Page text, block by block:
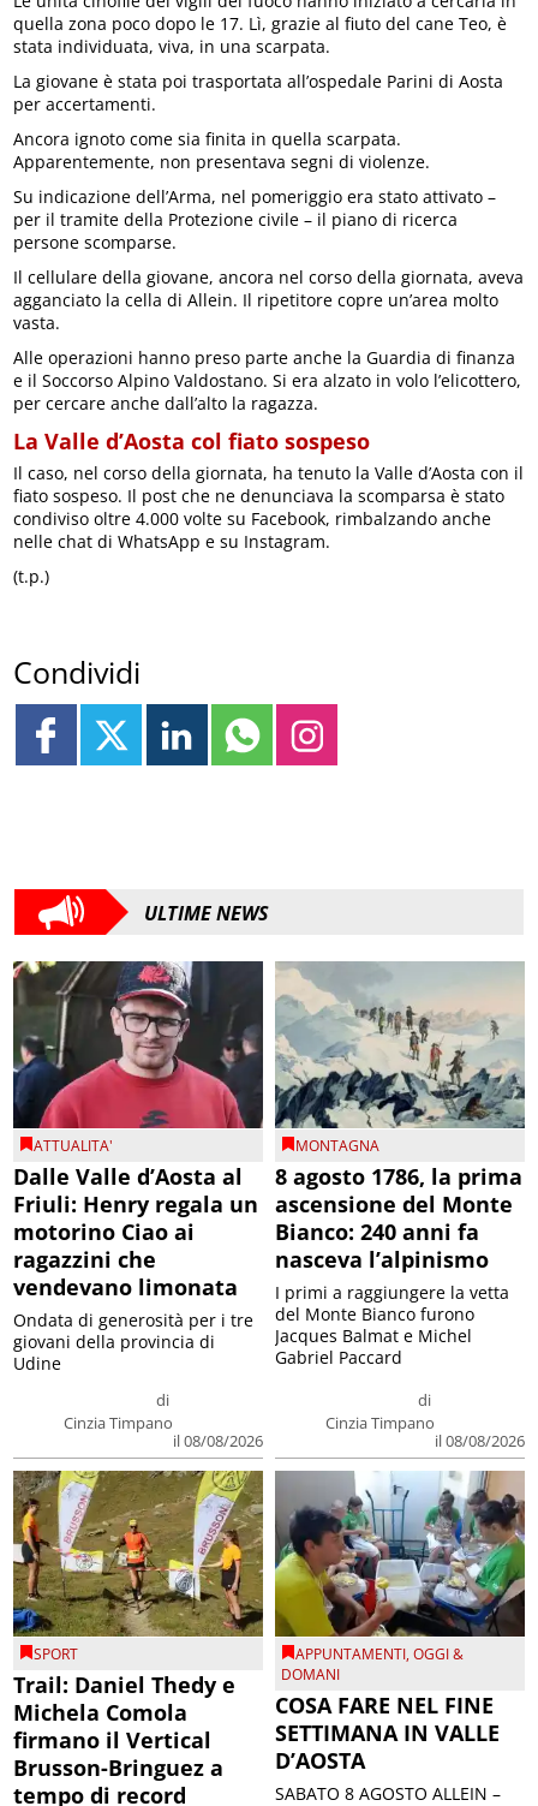
quella zona poco dopo le 17. Lì, grazie al fiuto del cane Teo, è
stata individuata, viva, in una scarpata.
La giovane è stata poi trasportata all’ospedale Parini di Aosta
per accertamenti.
Ancora ignoto come sia finita in quella scarpata.
Apparentemente, non presentava segni di violenze.
Su indicazione dell’Arma, nel pomeriggio era stato attivato –
per il tramite della Protezione civile – il piano di ricerca
persone scomparse.
Il cellulare della giovane, ancora nel corso della giornata, aveva
agganciato la cella di Allein. Il ripetitore copre un’area molto
vasta.
Alle operazioni hanno preso parte anche la Guardia di finanza
e il Soccorso Alpino Valdostano. Si era alzato in volo l’elicottero,
per cercare anche dall’alto la ragazza.
La Valle d’Aosta col fiato sospeso
Il caso, nel corso della giornata, ha tenuto la Valle d’Aosta con il
fiato sospeso. Il post che ne denunciava la scomparsa è stato
condiviso oltre 4.000 volte su Facebook, rimbalzando anche
nelle chat di WhatsApp e su Instagram.
(t.p.)
Condividi
ULTIME NEWS
ATTUALITA'
Dalle Valle d’Aosta al
Friuli: Henry regala un
motorino Ciao ai
ragazzini che
vendevano limonata
di
Cinzia Timpano
il 08/08/2026
Ondata di generosità per i tre
giovani della provincia di
Udine
MONTAGNA
8 agosto 1786, la prima
ascensione del Monte
Bianco: 240 anni fa
nasceva l’alpinismo
di
Cinzia Timpano
il 08/08/2026
I primi a raggiungere la vetta
del Monte Bianco furono
Jacques Balmat e Michel
Gabriel Paccard
SPORT
Trail: Daniel Thedy e
Michela Comola
firmano il Vertical
Brusson-Bringuez a
tempo di record
APPUNTAMENTI,OGGI &
DOMANI
COSA FARE NEL FINE
SETTIMANA IN VALLE
D’AOSTA
SABATO 8 AGOSTO ALLEIN –